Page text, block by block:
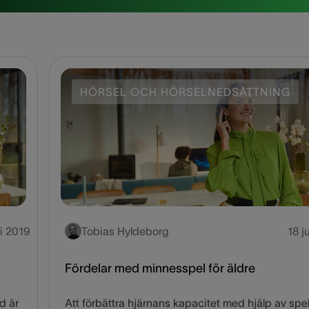
2019
är
HÖRSEL OCH HÖRSELNEDSÄTTNING
Tobias Hyldeborg 18
Fördelar med minnesspel för äldre
Att förbättra hjärnans kapacitet med hjälp av